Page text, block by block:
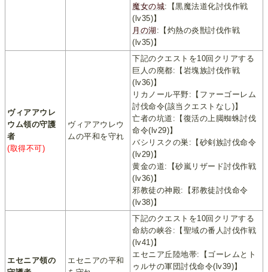
魔女の城:【黒魔法道化討伐作戦
(lv35)】
月の湖 :【灼熱の炎獣討伐作戦
(lv35)】
ヴィアアウレ
ウム領の守護
者
(取得不可)
ヴィアアウレウ
ムの平和を守れ
下記のクエストを10回クリアする
巨人の廃都:【岩塊族討伐作戦
(lv36)】
リカノール平野:【ファーゴーレム
討伐命令(該当クエストなし)】
亡者の坑道:【復活の上臈蜘蛛討伐
命令(lv29)】
バシリスクの巣:【砂剣族討伐命令
(lv29)】
黄金の道:【砂嵐リザード討伐作戦
(lv36)】
邪教徒の神殿:【邪教徒討伐命令
(lv38)】
エセニア領の
エセニアの平和
下記のクエストを10回クリアする
命紡の峡谷:【聖域の番人討伐作戦
(lv41)】
エセニア丘陸地帯:【ゴーレムとト
ゥルサの軍団討伐命令(lv39)】